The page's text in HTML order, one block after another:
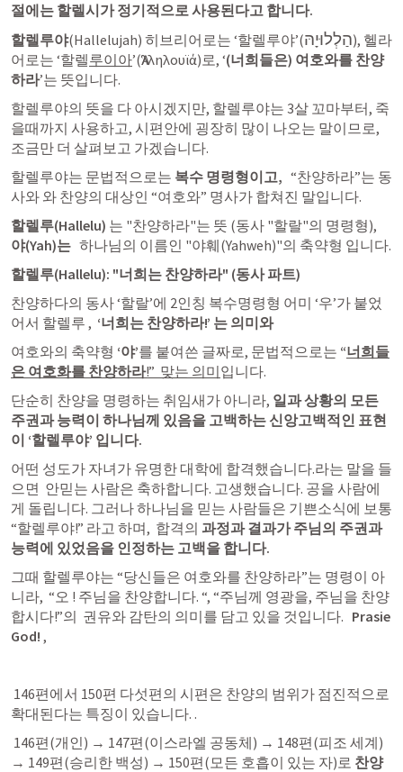
절에는 할렐시가 정기적으로 사용된다고 합니다.
할렐루야(Hallelujah) 히브리어로는 ‘할렐루야’(הַלְלוּיָהּ), 헬라
어로는 ‘할렐루이아’(Ἁλληλουϊά)로, ‘(너희들은) 여호와를 찬양
하라’는 뜻입니다.
할렐루야의 뜻을 다 아시겠지만, 할렐루야는 3살 꼬마부터, 죽
을때까지 사용하고, 시편안에 굉장히 많이 나오는 말이므로,
조금만 더 살펴보고 가겠습니다.
할렐루야는 문법적으로는 복수 명령형이고, “찬양하라”는 동
사와 와 찬양의 대상인 “여호와” 명사가 합쳐진 말입니다.
할렐루(Hallelu)
야(Yah)는
  하나님의 이름인 "야훼(Yahweh)"의 축약형 입니다.
할렐루(Hallelu): "너희는 찬양하라" (동사 파트)
찬양하다의 동사 ‘할랄’에 2인칭 복수명령형 어미 ‘우’가 붙었
어서 할렐루 , ‘너희는 찬양하라!’ 는 의미와
여호와의 축약형 ‘야’를 붙여쓴 글짜로, 문법적으로는 “너희들
은 여호화를 찬양하라!”  맞는 의미입니다.
단순히 찬양을 명령하는 취임새가 아니라, 일과 상황의 모든
주권과 능력이 하나님께 있음을 고백하는 신앙고백적인 표현
이 ‘할렐루야’ 입니다.
어떤 성도가 자녀가 유명한 대학에 합격했습니다.라는 말을 들
으면  안믿는 사람은 축하합니다. 고생했습니다. 공을 사람에
게 돌립니다. 그러나 하나님을 믿는 사람들은 기쁜소식에 보통
“할렐루야!” 라고 하며,  합격의 과정과 결과가 주님의 주권과
능력에 있었음을 인정하는 고백을 합니다.
그때 할렐루야는 “당신들은 여호와를 찬양하라”는 명령이 아
니라,  “오 ! 주님을 찬양합니다. “, “주님께 영광을, 주님을 찬양
합시다!”의  권유와 감탄의 의미를 담고 있을 것입니다. Prasie
God! ,
확대된다는 특징이 있습니다. .
→ 149편(승리한 백성) → 150편(모든 호흡이 있는 자)로 찬양